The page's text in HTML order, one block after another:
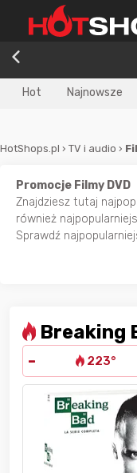
Hot Najnowsze
HotShops.pl › TV i audio ›
Promocje Filmy DVD
Znajdziesz tutaj
również
Sprawdź
Breaking
- 223°
8